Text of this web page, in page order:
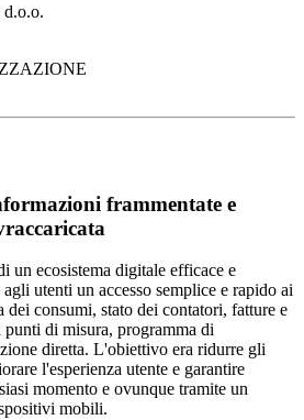
d.o.o.
frammentate e
un ecosistema digitale efficace e
utenti un accesso semplice e rapido ai
dei consumi, stato dei contatori, fatture e
di misura, programma di
diretta. L'obiettivo era ridurre gli
l'esperienza utente e garantire
momento e ovunque tramite un
mobili.